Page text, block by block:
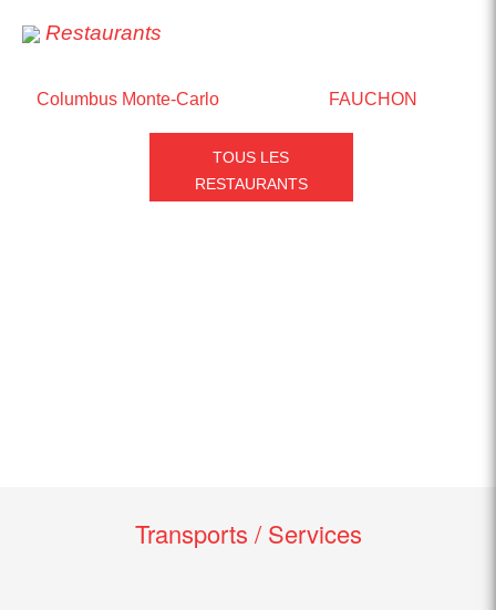
Restaurants
Columbus Monte-Carlo FAUCHON
TOUS LES
RESTAURANTS
Transports / Services